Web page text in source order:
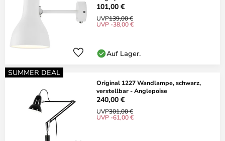
101,00 €
UVP139,00 €
UVP -38,00 €
Auf Lager.
SUMMER DEAL
Original 1227 Wandlampe, schwarz,
verstellbar - Anglepoise
240,00 €
UVP301,00 €
UVP -61,00 €